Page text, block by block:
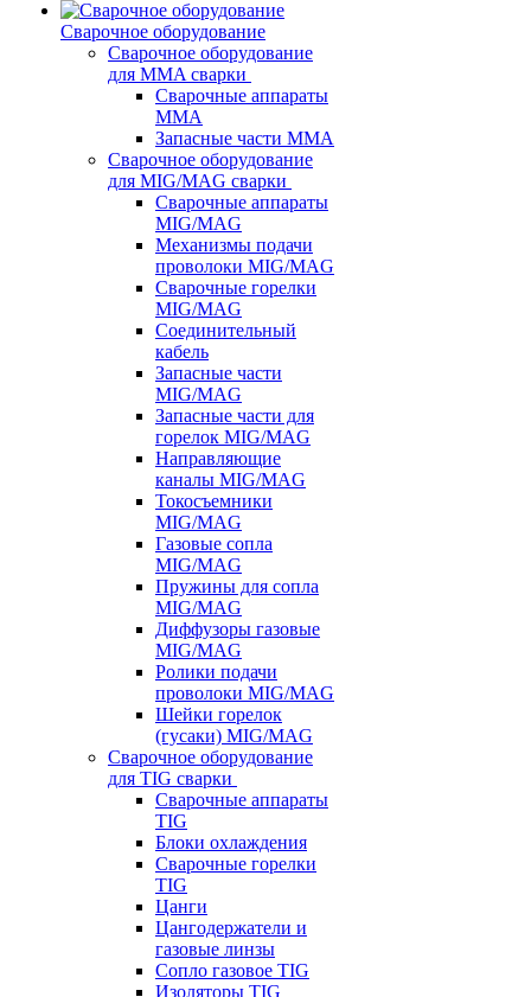
Сварочное оборудование
Сварочное оборудование
для MMA сварки
Сварочные аппараты
MMA
Запасные части MMA
Сварочное оборудование
для MIG/MAG сварки
Сварочные аппараты
MIG/MAG
Механизмы подачи
проволоки MIG/MAG
Сварочные горелки
MIG/MAG
Соединительный
кабель
Запасные части
MIG/MAG
Запасные части для
горелок MIG/MAG
Направляющие
каналы MIG/MAG
Токосъемники
MIG/MAG
Газовые сопла
MIG/MAG
Пружины для сопла
MIG/MAG
Диффузоры газовые
MIG/MAG
Ролики подачи
проволоки MIG/MAG
Шейки горелок
(гусаки) MIG/MAG
Сварочное оборудование
для TIG сварки
Сварочные аппараты
TIG
Блоки охлаждения
Сварочные горелки
TIG
Цанги
Цангодержатели и
газовые линзы
Сопло газовое TIG
Изоляторы TIG